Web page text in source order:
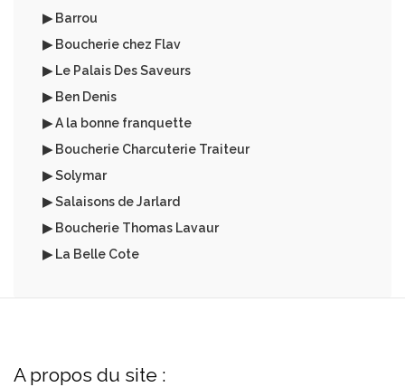
▶ Barrou
▶ Boucherie chez Flav
▶ Le Palais Des Saveurs
▶ Ben Denis
▶ A la bonne franquette
▶ Boucherie Charcuterie Traiteur
▶ Solymar
▶ Salaisons de Jarlard
▶ Boucherie Thomas Lavaur
▶ La Belle Cote
A propos du site :